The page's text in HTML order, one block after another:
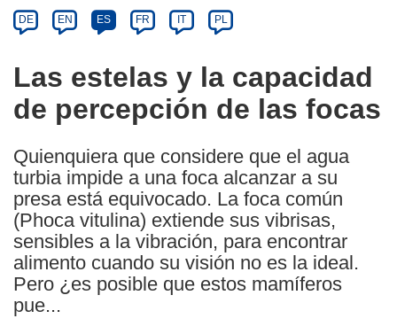
Article
available
the
following
languages:
DE EN ES FR IT PL
Las estelas y la capacidad
de percepción de las focas
Quienquiera que considere que el agua
turbia impide a una foca alcanzar a su
presa está equivocado. La foca común
(Phoca vitulina) extiende sus vibrisas,
sensibles a la vibración, para encontrar
alimento cuando su visión no es la ideal.
Pero ¿es posible que estos mamíferos
pue...